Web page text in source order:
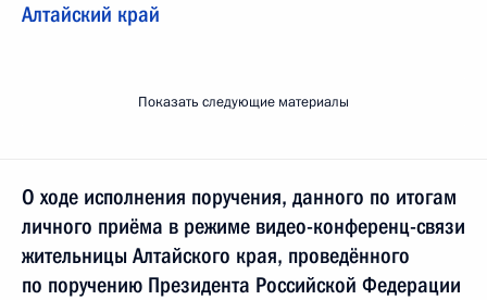
Алтайский край
Показать следующие материалы
О ходе исполнения поручения, данного по итогам
личного приёма в режиме видео-конференц-связи
жительницы Алтайского края, проведённого
по поручению Президента Российской Федерации